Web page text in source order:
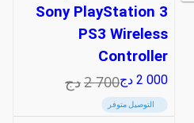
Sony PlayStation 3
PS3 Wireless
Controller
2 000 دج2 700دج
التوصيل متوفر